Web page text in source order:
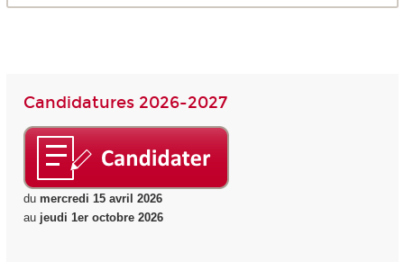
Candidatures 2026-2027
du mercredi 15 avril 2026
au jeudi 1er octobre 2026